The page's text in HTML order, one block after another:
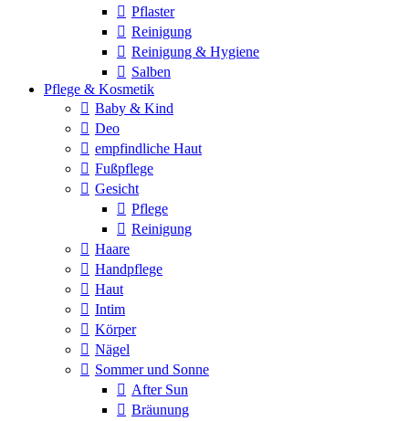
Pflaster
Reinigung
Reinigung & Hygiene
Salben
Pflege & Kosmetik
Baby & Kind
Deo
empfindliche Haut
Fußpflege
Gesicht
Pflege
Reinigung
Haare
Handpflege
Haut
Intim
Körper
Nägel
Sommer und Sonne
After Sun
Bräunung